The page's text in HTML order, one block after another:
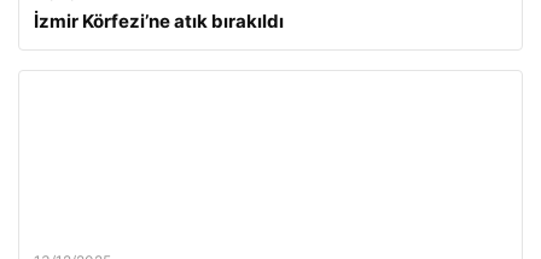
İzmir Körfezi’ne atık bırakıldı